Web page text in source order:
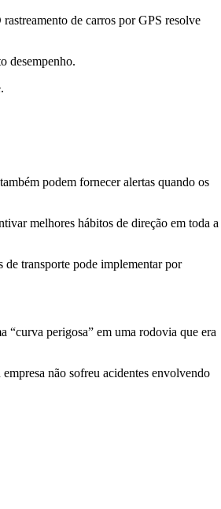
de carros por GPS resolve
desempenho.
podem fornecer alertas quando os
melhores hábitos de direção em toda a
de transporte pode implementar por
“curva perigosa” em uma rodovia que era
não sofreu acidentes envolvendo